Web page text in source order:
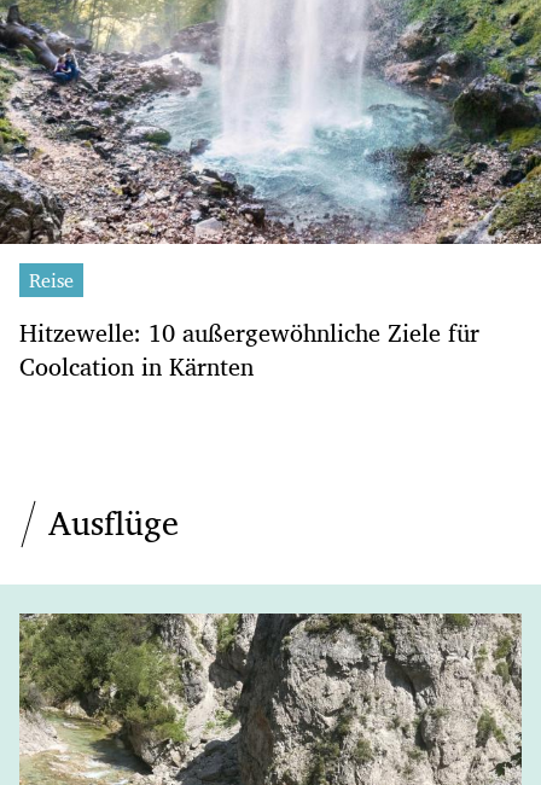
Reise
Hitzewelle: 10 außergewöhnliche Ziele für
Coolcation in Kärnten
Ausflüge